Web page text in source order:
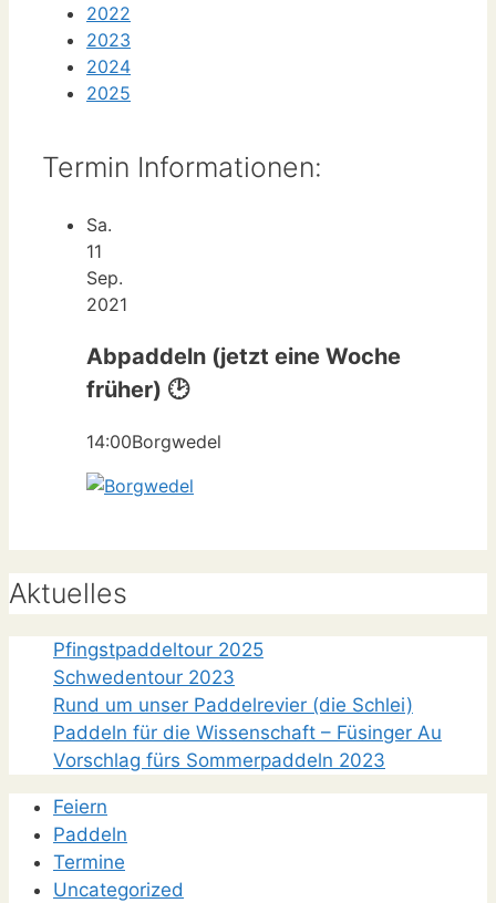
2022
2023
2024
2025
Termin Informationen:
Sa.
11
Sep.
2021
Abpaddeln (jetzt eine Woche
früher) 🕑
14:00Borgwedel
Aktuelles
Pfingstpaddeltour 2025
Schwedentour 2023
Rund um unser Paddelrevier (die Schlei)
Paddeln für die Wissenschaft – Füsinger Au
Vorschlag fürs Sommerpaddeln 2023
Feiern
Paddeln
Termine
Uncategorized